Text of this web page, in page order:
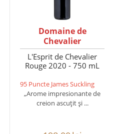
Domaine de
Chevalier
L'Esprit de Chevalier
Rouge 2020 - 750 mL
95 Puncte James Suckling
„Arome impresionante de
creion ascuțit și ...